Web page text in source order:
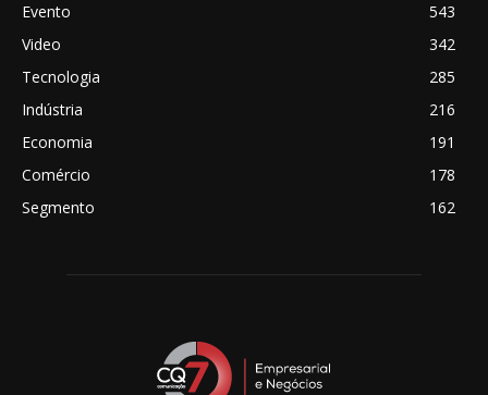
Evento
543
Video
342
Tecnologia
285
Indústria
216
Economia
191
Comércio
178
Segmento
162